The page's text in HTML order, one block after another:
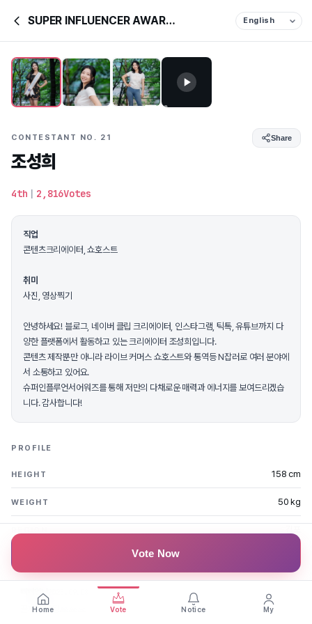
SUPER INFLUENCER AWARDS &
CONTESTANT NO. 21 Share
조성희
4th | 2,816Votes
직업
콘텐츠크리에이터, 쇼호스트
취미
사진, 영상찍기
안녕하세요! 블로그, 네이버 클립 크리에이터, 인스타그램, 틱톡, 유튜브까지 다
양한 플랫폼에서 활동하고 있는 크리에이터 조성희입니다.
콘텐츠 제작뿐만 아니라 라이브 커머스 쇼호스트와 통역등 N잡러로 여러 분야에
서 소통하고 있어요.
슈퍼인플루언서어워즈를 통해 저만의 다채로운 매력과 에너지를 보여드리겠습
니다. 감사합니다!
PROFILE
HEIGHT 158 cm
WEIGHT 50 kg
FAN MESSAGES
삐삐언니
끝까지 홧팅🙏🙏🙏
Vote Now
Home Vote Notice My